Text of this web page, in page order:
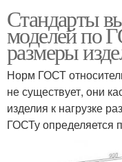
Стандарты
моделей по
размеры
Норм ГОСТ
не существует, они
изделия к нагрузке
ГОСТу определяется